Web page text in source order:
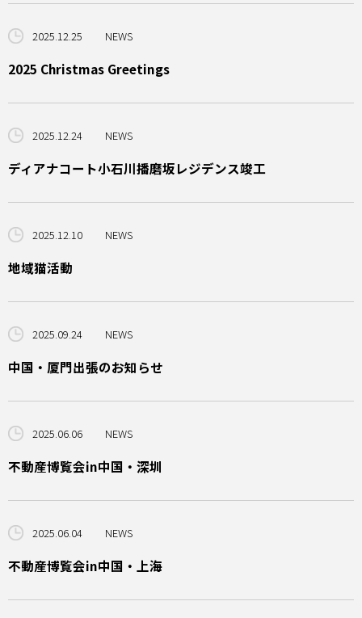
2025.12.25 NEWS
2025 Christmas Greetings
2025.12.24 NEWS
ディアナコート小石川播磨坂レジデンス竣工
2025.12.10 NEWS
地域猫活動
2025.09.24 NEWS
中国・厦門出張のお知らせ
2025.06.06 NEWS
不動産博覧会in中国・深圳
2025.06.04 NEWS
不動産博覧会in中国・上海